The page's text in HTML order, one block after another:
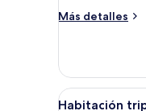
Más detalles
Más
individual
económica
Abrir
6
Habitación